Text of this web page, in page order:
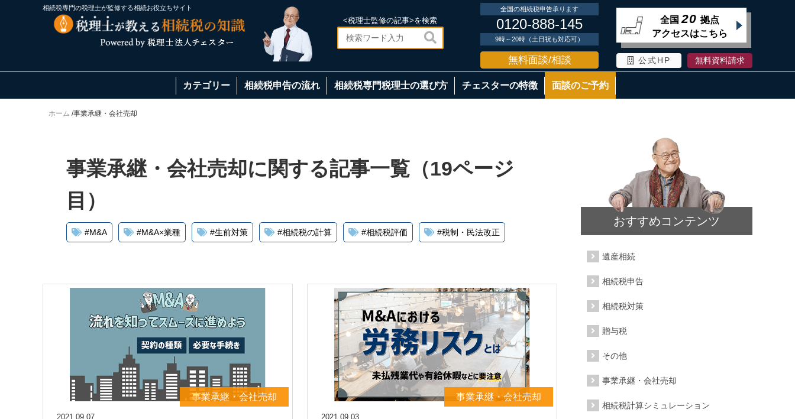
相続税専門の税理士が監修する相続お役立ちサイト
<税理士監修の記事>を検索

全国の相続税申告承ります
0120-888-145
9時～20時（土日祝も対応可）
無料面談/相談
全国 20 拠点
アクセスはこちら
公式HP 無料資料請求
カテゴリー 相続税申告の流れ 相続税専門税理士の選び方 チェスターの特徴 面談のご予約
ホーム /事業承継・会社売却
事業承継・会社売却に関する記事一覧（19ページ
目）
#M&A #M&A×業種 #生前対策 #相続税の計算 #相続税評価 #税制・民法改正
事業承継・会社売却
2021.09.07
事業承継・会社売却
2021.09.03
おすすめコンテンツ
遺産相続
相続税申告
相続税対策
贈与税
その他
事業承継・会社売却
相続税計算シミュレーション